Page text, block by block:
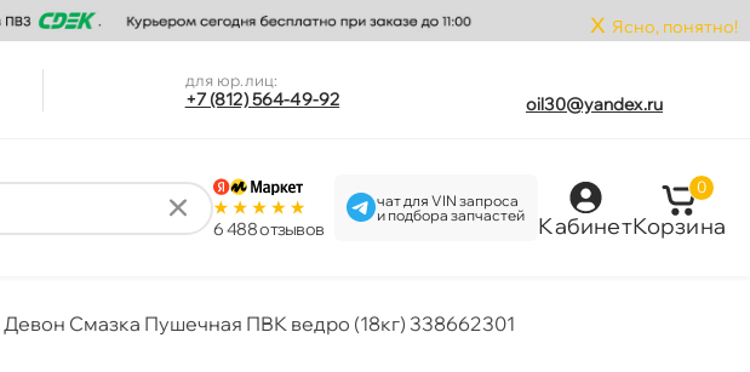
x Ясно, понятно!
для юр.лиц:
+7 (812) 564-49-92 oil30@yandex.ru
6 488 отзыво
чат для VIN запроса
и подбора запчастей
Кабинет
0
Корзина
Девон Смазка Пушечная ПВК ведро (18кг) 338662301